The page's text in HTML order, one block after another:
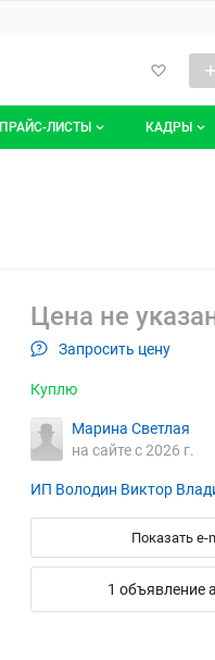
ПРАЙС-ЛИСТЫ КАДРЫ
Цена не
Запросить цену
Куплю
Марина Светлая
на сайте с 2026 г.
ИП Володин Виктор
Показать e-
1 объявление